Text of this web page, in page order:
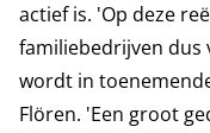
actief is. 'Op deze
familiebedrijven
wordt in
Flören. 'Een groot